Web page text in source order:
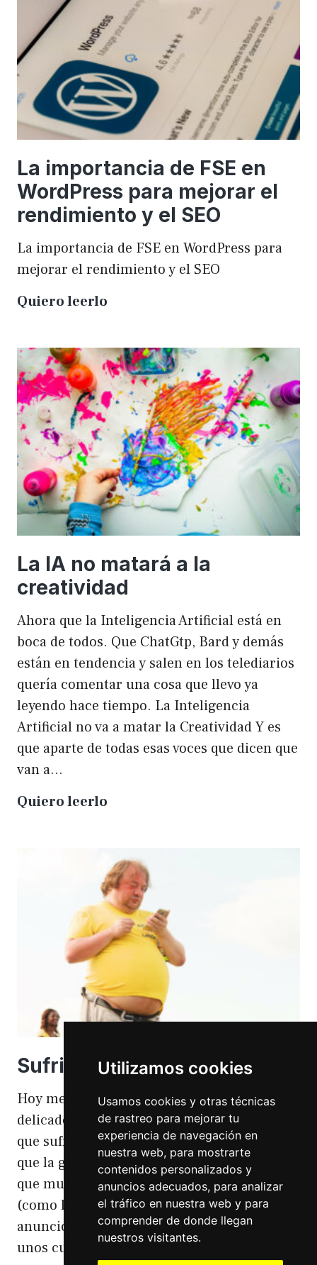
Utilizamos cookies
Usamos cookies y otras técnicas
de rastreo para mejorar tu
experiencia de navegación en
nuestra web, para mostrarte
contenidos personalizados y
anuncios adecuados, para analizar
el tráfico en nuestra web y para
comprender de donde llegan
nuestros visitantes.
una
WordCamp
La importancia de FSE en
WordPress para mejorar el
rendimiento y el SEO
La importancia de FSE en WordPress para
mejorar el rendimiento y el SEO
Quiero leerlo
de
FSE
en
WordPress
para
mejorar
el
rendimiento
y
el
SEO
La IA no matará a la
creatividad
Ahora que la Inteligencia Artificial está en
boca de todos. Que ChatGtp, Bard y demás
están en tendencia y salen en los telediarios
quería comentar una cosa que llevo ya
leyendo hace tiempo. La Inteligencia
Artificial no va a matar la Creatividad Y es
que aparte de todas esas voces que dicen que
van a…
Quiero leerlo
matará
a
la
creatividad
Sufriendo la gordofobia
Hoy me apetece hablar de un temita
delicado. Hoy hablo de gordofobia. Una cosa
que sufro día si día también. Gordofobia Y es
que la gordofobia es algo que existe. Algo
que muchas personas sufrimos en silencio
(como las hemorroides, al igual que en el
anuncio). Nos están vendiendo siempre
unos cuerpos normativos y en…